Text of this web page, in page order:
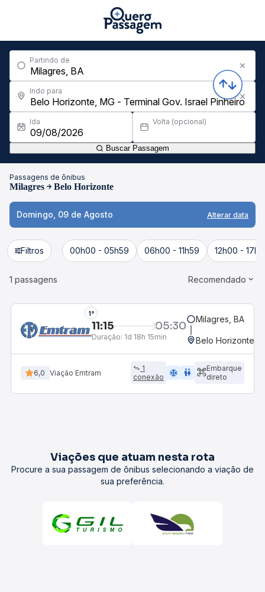
Partindo de
Indo para
Ida Volta (opcional)
Buscar Passagem
Passagens de ônibus
Milagres Belo Horizonte
Domingo, 09 de Agosto Alterar data
Filtros 00h00 - 05h59 06h00 - 11h59 12h00 -
1 passagens Recomendado
1°
11:15 05:30
Duração: 1d 18h 15min
Milagres, BA
Belo Horizonte,
6,0 Viação Emtram
1
conexão
ac_unit wc
Embarque
direto
Viações que atuam nesta rota
Procure a sua passagem de ônibus selecionando a viação de
sua preferência.